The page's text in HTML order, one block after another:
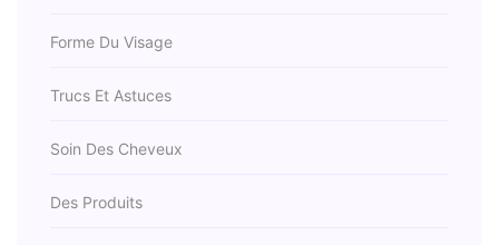
Forme Du Visage
Trucs Et Astuces
Soin Des Cheveux
Des Produits